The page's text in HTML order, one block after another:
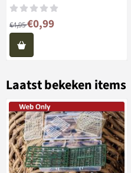
Van 4,95 voor 0,99
€4,95€0,99
Laatst bekeken items